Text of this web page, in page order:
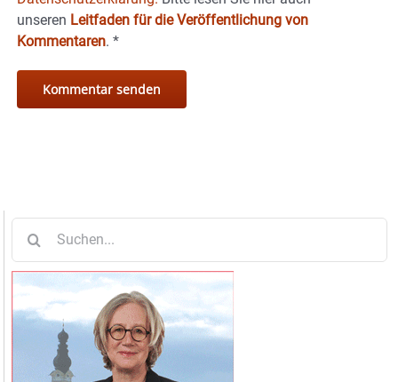
unseren Leitfaden für die Veröffentlichung von
Kommentaren. *
nach: